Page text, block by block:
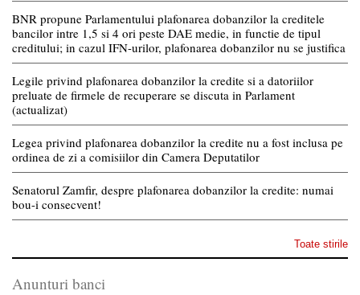
BNR propune Parlamentului plafonarea dobanzilor la creditele
bancilor intre 1,5 si 4 ori peste DAE medie, in functie de tipul
creditului; in cazul IFN-urilor, plafonarea dobanzilor nu se justifica
Legile privind plafonarea dobanzilor la credite si a datoriilor
preluate de firmele de recuperare se discuta in Parlament
(actualizat)
Legea privind plafonarea dobanzilor la credite nu a fost inclusa pe
ordinea de zi a comisiilor din Camera Deputatilor
Senatorul Zamfir, despre plafonarea dobanzilor la credite: numai
bou-i consecvent!
Toate stirile
Anunturi banci